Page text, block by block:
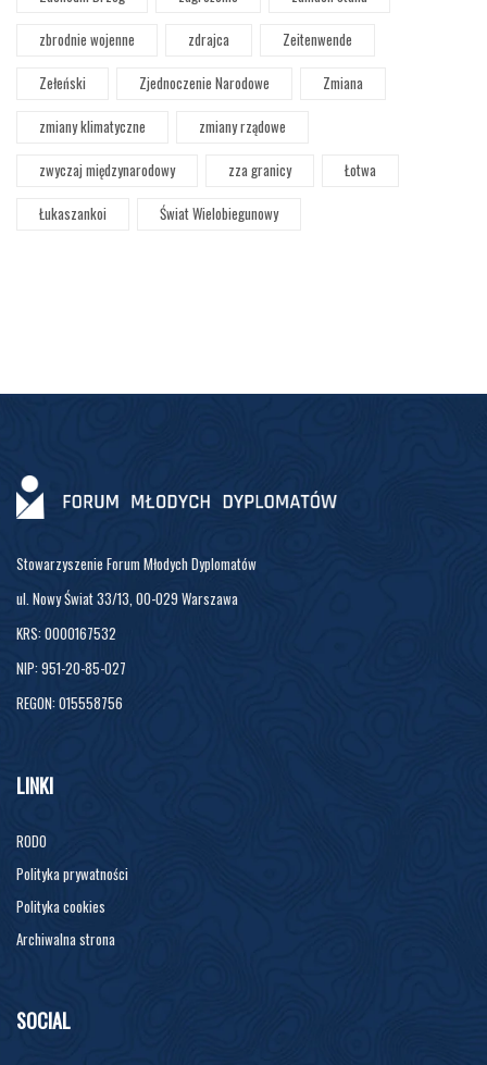
zbrodnie wojenne
zdrajca
Zeitenwende
Zełeński
Zjednoczenie Narodowe
Zmiana
zmiany klimatyczne
zmiany rządowe
zwyczaj międzynarodowy
zza granicy
Łotwa
Łukaszankoi
Świat Wielobiegunowy
Stowarzyszenie Forum Młodych Dyplomatów
ul. Nowy Świat 33/13, 00-029 Warszawa
KRS: 0000167532
NIP: 951-20-85-027
REGON: 015558756
LINKI
RODO
Polityka prywatności
Polityka cookies
Archiwalna strona
SOCIAL